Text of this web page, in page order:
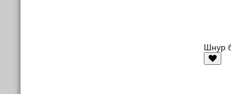
Шнур